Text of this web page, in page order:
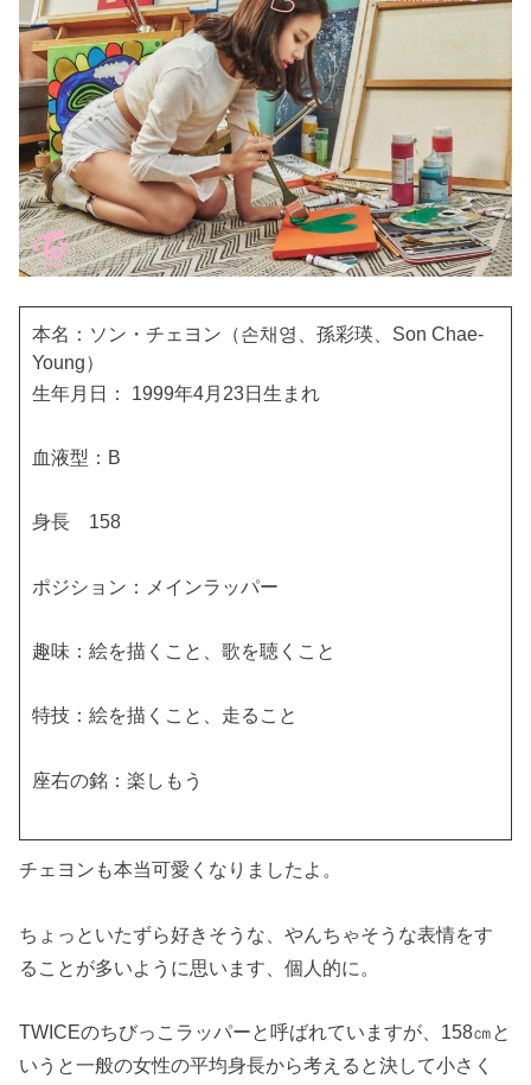
本名：ソン・チェヨン（손채영、孫彩瑛、Son Chae-
Young）
生年月日： 1999年4月23日生まれ
血液型：B
身長 158
ポジション：メインラッパー
趣味：絵を描くこと、歌を聴くこと
特技：絵を描くこと、走ること
座右の銘：楽しもう
チェヨンも本当可愛くなりましたよ。
ちょっといたずら好きそうな、やんちゃそうな表情をす
ることが多いように思います、個人的に。
TWICEのちびっこラッパーと呼ばれていますが、158㎝と
いうと一般の女性の平均身長から考えると決して小さく